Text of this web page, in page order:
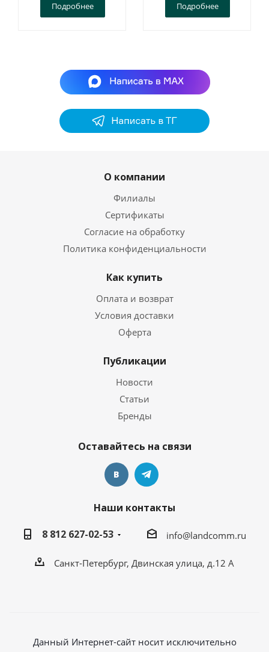
Подробнее Подробнее
О компании
Филиалы
Сертификаты
Согласие на обработку
Политика конфиденциальности
Как купить
Оплата и возврат
Условия доставки
Оферта
Публикации
Новости
Статьи
Бренды
Оставайтесь на связи
Наши контакты
8 812 627-02-53
info@landcomm.ru
Санкт-Петербург, Двинская улица, д.12 А
Данный Интернет-сайт носит исключительно